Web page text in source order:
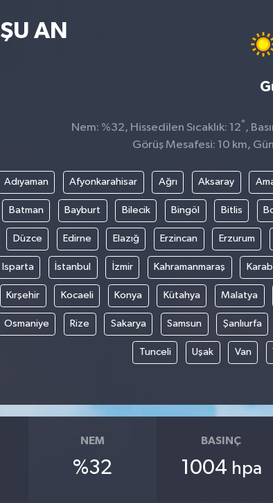
ŞU AN
Nem: %32, Hissedilen Sıcaklık: 12° ,
Görüş Mesafesi: 10 km,
Adıyaman Afyonkarahisar Ağrı Aksaray
Batman Bayburt Bilecik Bingöl Bitlis
Düzce Edirne Elazığ Erzincan Erzurum
Isparta İstanbul İzmir Kahramanmaraş
Kırşehir Kocaeli Konya Kütahya Malatya
Osmaniye Rize Sakarya Samsun Şanlıurfa
Tunceli Uşak Van
NEM
%32
BASINÇ
1004 hpa